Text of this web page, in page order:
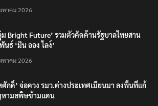
หาคม 2026
ม Bright Future’ รวมตัวคัดค้านรัฐบาลไทยสาน
นธ์ ‘มิน ออง ไลง์’
หาคม 2026
ศักดิ์’ จ่อควง รมว.ต่างประเทศเมียนมา ลงพื้นที่แก้
ามลพิษข้ามแดน